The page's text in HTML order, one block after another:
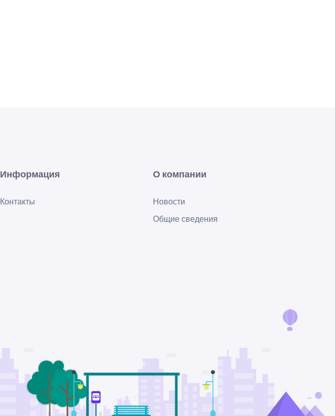
Информация
Контакты
О компании
Новости
Общие сведения